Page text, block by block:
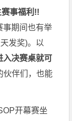
事福利!!
事期间也有举
发奖)。以
入决赛桌就可
伙伴们，也能
开幕赛坐